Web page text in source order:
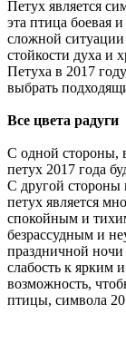
Петух является
эта птица боевая
сложной ситуации
стойкости духа и
Петуха в 2017
выбрать
Все цвета радуги
С одной стороны,
петух 2017 года
С другой стороны
петух является
спокойным и
безрассудным и
праздничной
слабость к ярким
возможность,
птицы, символа